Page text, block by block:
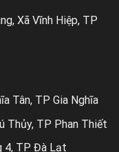
Xã Vĩnh Hiệp, TP
Tân, TP Gia Nghĩa
Thủy, TP Phan Thiết
4, TP Đà Lạt